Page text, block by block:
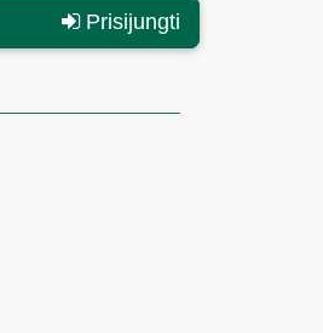
Prisijungti